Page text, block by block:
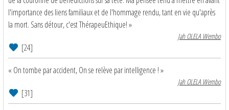
l'importance des liens familiaux et de l'hommage rendu, tant en vie qu'après
la mort. Sans détour, c'est ThérapeuEthique! »
Jah OLELA Wembo
[24]
« On tombe par accident, On se relève par intelligence ! »
Jah OLELA Wembo
[31]